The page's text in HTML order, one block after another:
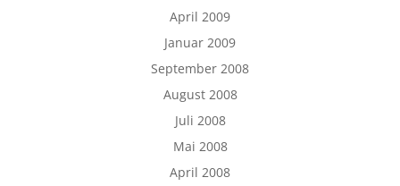
April 2009
Januar 2009
September 2008
August 2008
Juli 2008
Mai 2008
April 2008